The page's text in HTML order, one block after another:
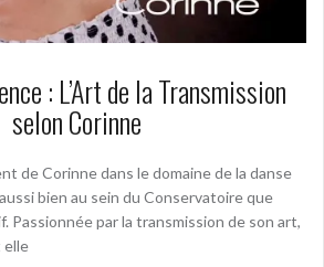
: L’Art de la Transmission
selon Corinne
de Corinne dans le domaine de la danse
bien au sein du Conservatoire que
Passionnée par la transmission de son art,
elle